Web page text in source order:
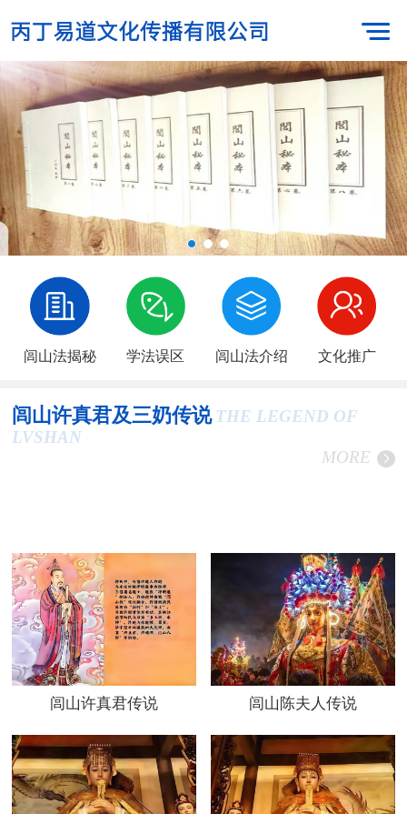
闾山法揭秘 学法误区 闾山法介绍 文化推广
闾山许真君及三奶传说 THE LEGEND OF
LVSHAN
MORE
闾山许真君传说 闾山陈夫人传说